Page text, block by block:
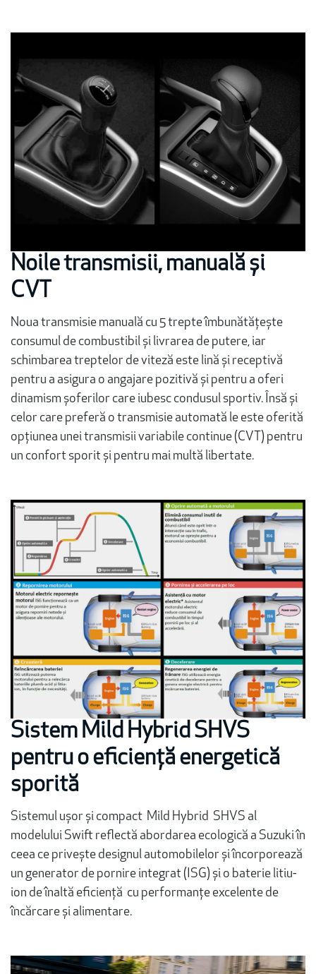
Noile transmisii, manuală și
CVT
Noua transmisie manuală cu 5 trepte îmbunătățește
consumul de combustibil și livrarea de putere, iar
schimbarea treptelor de viteză este lină și receptivă
pentru a asigura o angajare pozitivă și pentru a oferi
dinamism șoferilor care iubesc condusul sportiv. Însă și
celor care preferă o transmisie automată le este oferită
opțiunea unei transmisii variabile continue (CVT) pentru
un confort sporit și pentru mai multă libertate.
Sistem Mild Hybrid SHVS
pentru o eficiență energetică
sporită
Sistemul ușor și compact Mild Hybrid SHVS al
modelului Swift reflectă abordarea ecologică a Suzuki în
ceea ce privește designul automobilelor și încorporează
un generator de pornire integrat (ISG) și o baterie litiu-
ion de înaltă eficiență cu performanțe excelente de
încărcare și alimentare.